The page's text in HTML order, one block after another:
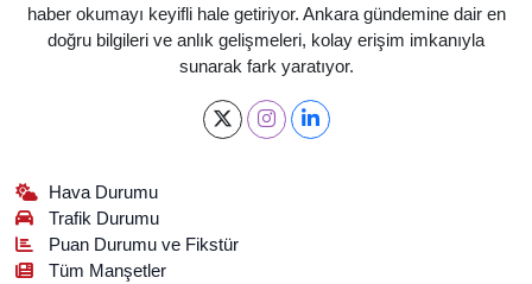
haber okumayı keyifli hale getiriyor. Ankara gündemine dair en
doğru bilgileri ve anlık gelişmeleri, kolay erişim imkanıyla
sunarak fark yaratıyor.
Hava Durumu
Trafik Durumu
Puan Durumu ve Fikstür
Tüm Manşetler